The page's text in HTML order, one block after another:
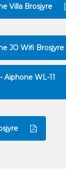
Villa Brosjyre
JO Wifi Brosjyre
Aiphone WL-11